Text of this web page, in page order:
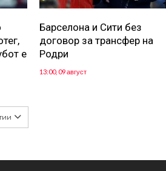
е
Барселона и Сити без
договор за трансфер на
Родри
13:00, 09 август